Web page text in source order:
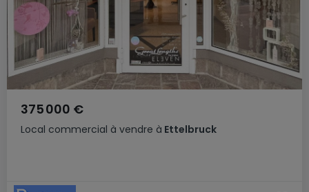
Local commercial à vendre à Ettelbruck
375 000 €